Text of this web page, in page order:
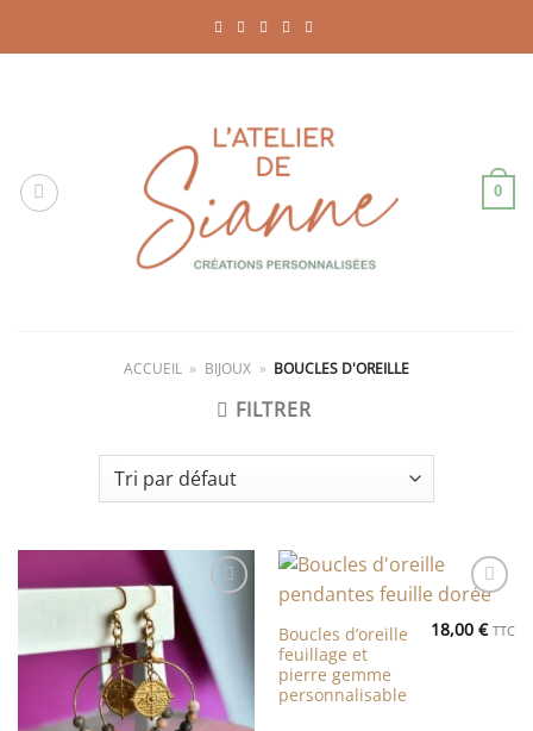
0
ACCUEIL » BIJOUX » BOUCLES D'OREILLE
FILTRER
Ajouter
à la liste
souhaits
à la liste
Boucles d’oreille
feuillage et
pierre gemme
personnalisable
18,00€ TTC